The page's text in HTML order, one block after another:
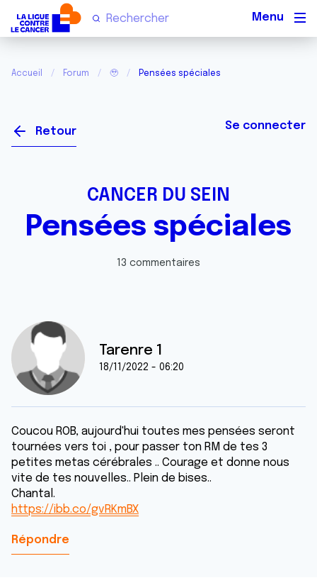
Accueil Forum 🥹 Pensées spéciales
Retour Se connecter
CANCER DU SEIN
Pensées spéciales
13 commentaires
Tarenre 1
18/11/2022 - 06:20
Coucou ROB, aujourd'hui toutes mes pensées seront
tournées vers toi , pour passer ton RM de tes 3
petites metas cérébrales .. Courage et donne nous
vite de tes nouvelles.. Plein de bises..
Chantal.
https://ibb.co/gvRKmBX
Répondre